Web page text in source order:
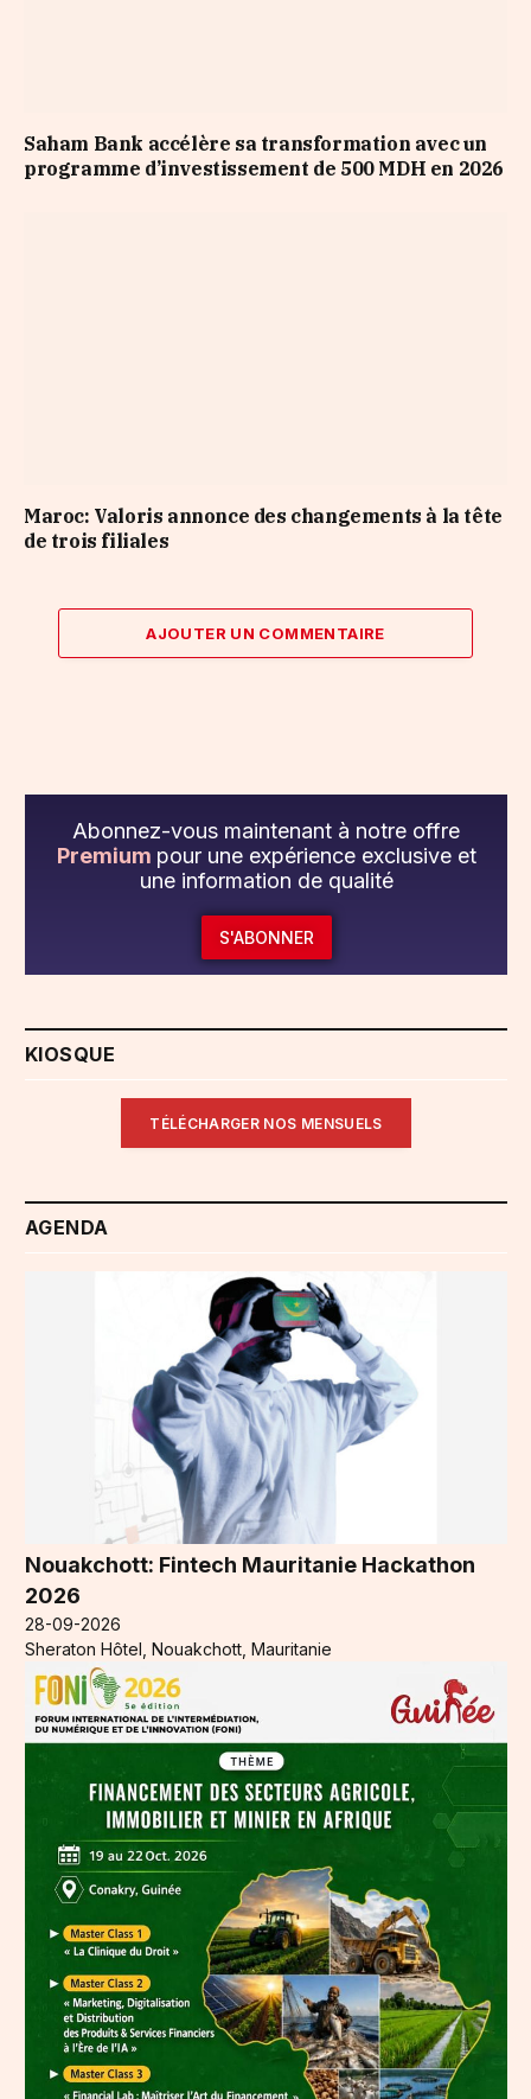
Saham Bank accélère sa transformation avec un
programme d’investissement de 500 MDH en 2026
Maroc: Valoris annonce des changements à la tête
de trois filiales
AJOUTER UN COMMENTAIRE
Abonnez-vous maintenant à notre offre
Premium pour une expérience exclusive et
une information de qualité
S'ABONNER
KIOSQUE
TÉLÉCHARGER NOS MENSUELS
AGENDA
Nouakchott: Fintech Mauritanie Hackathon
2026
28-09-2026
Sheraton Hôtel, Nouakchott, Mauritanie